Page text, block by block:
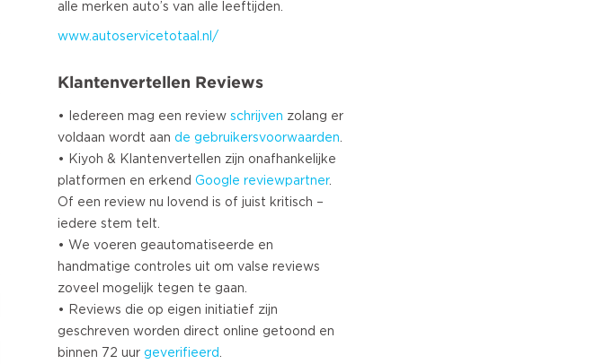
www.autoservicetotaal.nl/
Klantenvertellen Reviews
• Iedereen mag een review schrijven zolang er
voldaan wordt aan de gebruikersvoorwaarden.
• Kiyoh & Klantenvertellen zijn onafhankelijke
platformen en erkend Google reviewpartner.
Of een review nu lovend is of juist kritisch –
iedere stem telt.
• We voeren geautomatiseerde en
handmatige controles uit om valse reviews
zoveel mogelijk tegen te gaan.
• Reviews die op eigen initiatief zijn
geschreven worden direct online getoond en
binnen 72 uur geverifieerd.